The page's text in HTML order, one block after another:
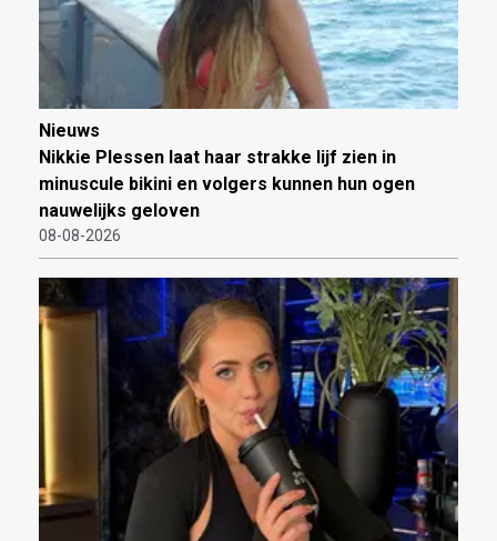
Nieuws
Nikkie Plessen laat haar strakke lijf zien in
minuscule bikini en volgers kunnen hun ogen
nauwelijks geloven
08-08-2026